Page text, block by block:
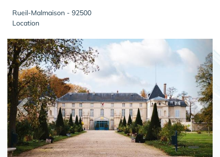
Rueil-Malmaison - 92500
Location